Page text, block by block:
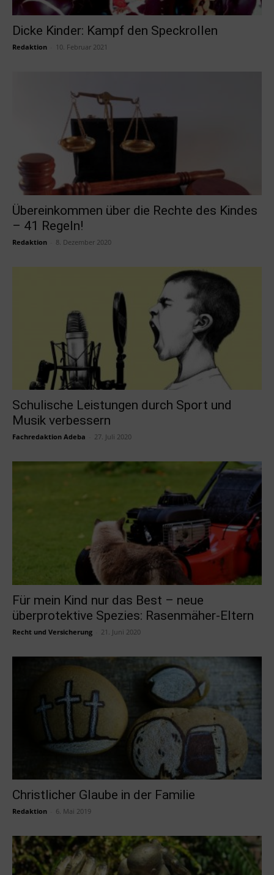
Dicke Kinder: Kampf den Speckrollen
Redaktion 10. Februar 2021
Übereinkommen über die Rechte des Kindes
– 41 Regeln!
Redaktion 8. Dezember 2020
Schulische Leistungen durch Sport und
Musik verbessern
Fachredaktion Adeba 27. Juli 2020
Für mein Kind nur das Best – neue
überprotektive Spezies: Rasenmäher-Eltern
Recht und Versicherung 21. Juni 2020
Christlicher Glaube in der Familie
Redaktion 6. Mai 2019